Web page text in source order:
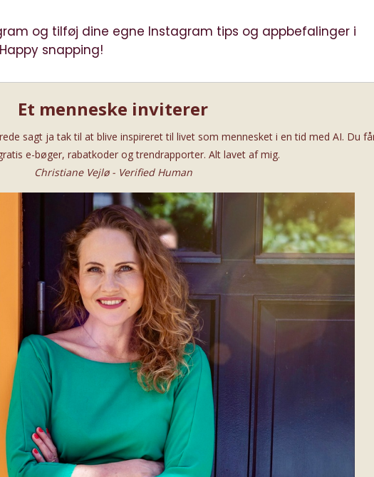
og tilføj dine egne Instagram tips og appbefalinger i
snapping!